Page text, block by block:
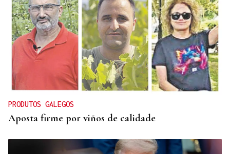
ORÁCULO DAS BURGAS
Horóscopo del día: jueves, 6 de agosto
PRODUTOS GALEGOS
Aposta firme por viños de calidade